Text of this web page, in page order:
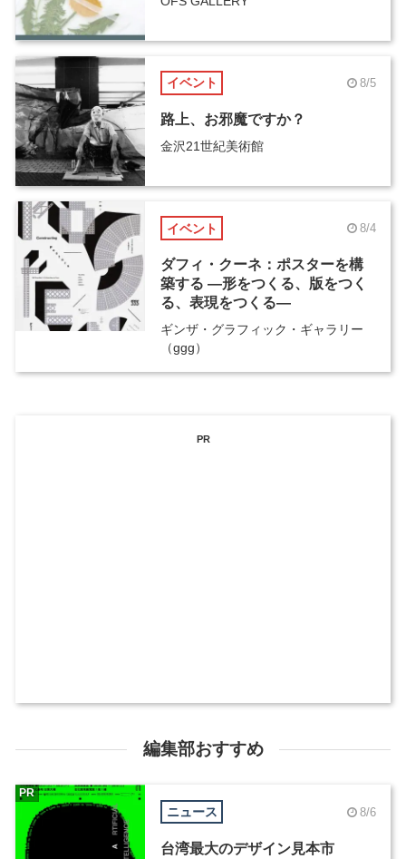
イベント 8/5
路上、お邪魔ですか？
金沢21世紀美術館
イベント 8/4
ダフィ・クーネ：ポスターを構
築する ―形をつくる、版をつく
る、表現をつくる―
ギンザ・グラフィック・ギャラリー
（ggg）
PR
編集部おすすめ
ニュース 8/6
台湾最大のデザイン見本市
PR